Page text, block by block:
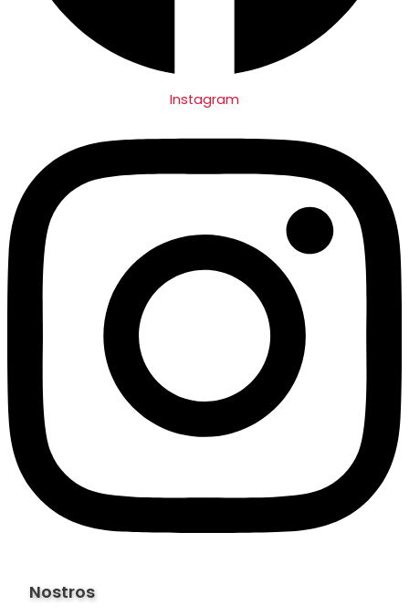
Instagram
Nostros